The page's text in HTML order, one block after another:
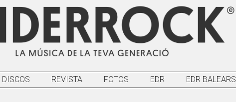
DISCOS REVISTA FOTOS EDR EDR BALEARS